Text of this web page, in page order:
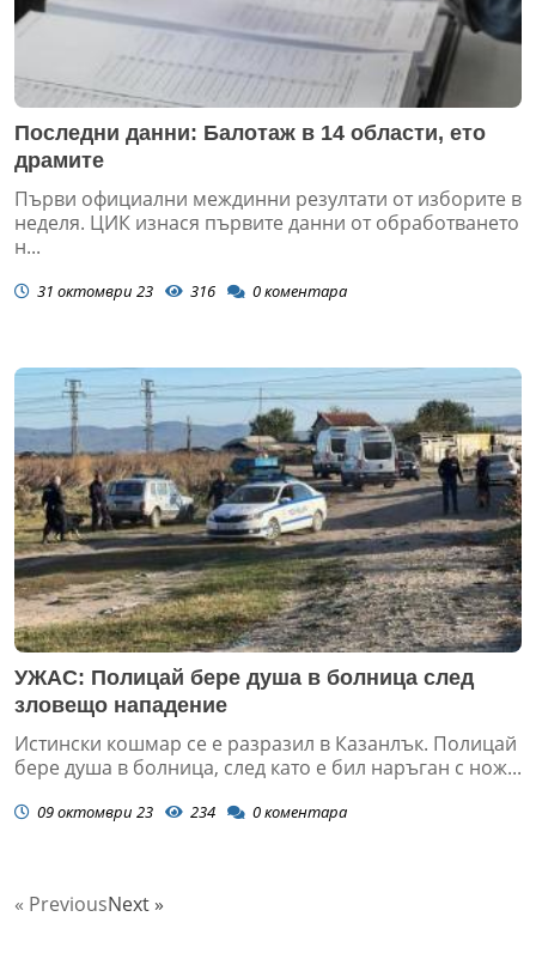
Последни данни: Балотаж в 14 области, ето
драмите
Първи официални междинни резултати от изборите в
неделя. ЦИК изнася първите данни от обработването
н...
31 октомври 23 316 0коментара
УЖАС: Полицай бере душа в болница след
зловещо нападение
Истински кошмар се е разразил в Казанлък. Полицай
бере душа в болница, след като е бил наръган с нож...
09 октомври 23 234 0коментара
« PreviousNext »